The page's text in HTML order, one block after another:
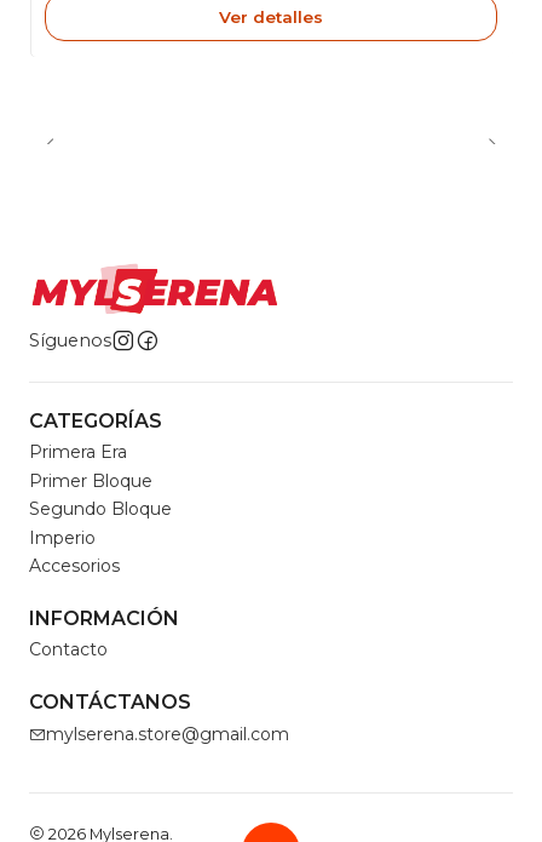
Ver detalles
Síguenos
CATEGORÍAS
Primera Era
Primer Bloque
Segundo Bloque
Imperio
Accesorios
INFORMACIÓN
Contacto
CONTÁCTANOS
mylserena.store@gmail.com
2026 Mylserena.